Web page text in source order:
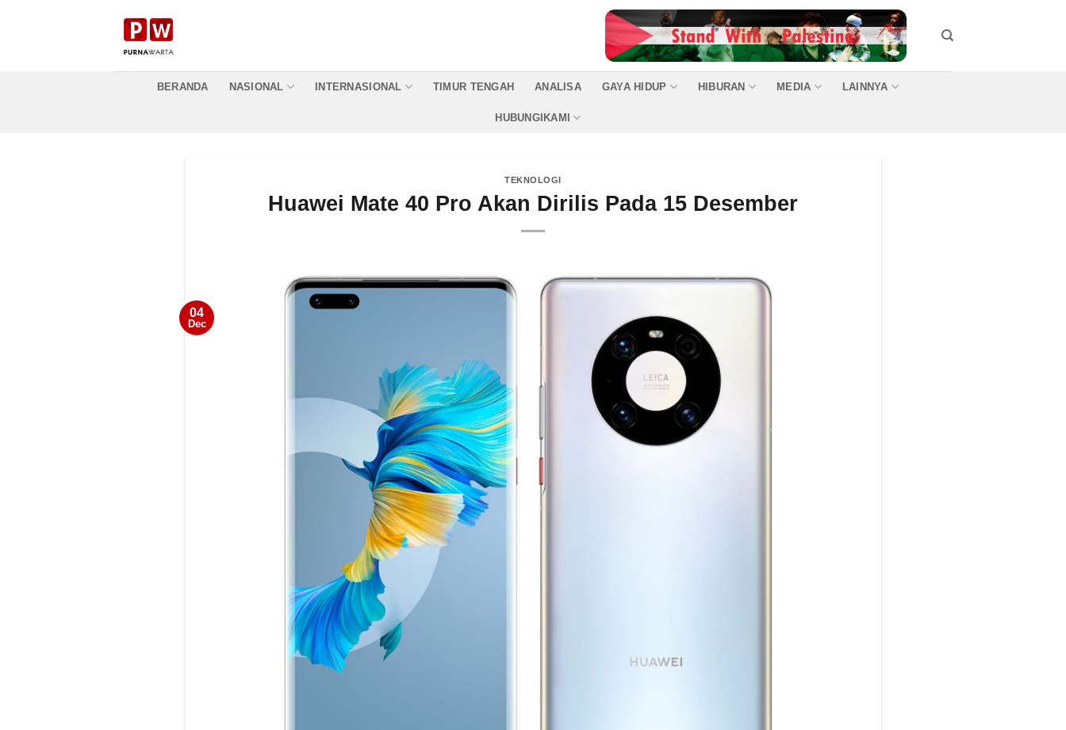
BERANDA NASIONAL INTERNASIONAL TIMUR TENGAH ANALISA GAYA HIDUP HIBURAN MEDIA LAINNYA
HUBUNGIKAMI
TEKNOLOGI
Huawei Mate 40 Pro Akan Dirilis Pada 15 Desember
04
Dec